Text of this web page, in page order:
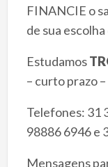
FINANCIE o
de sua
Estudamos
– curto prazo
Telefones: 31
98886 6946 e
Mensagens